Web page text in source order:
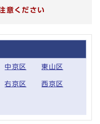
意ください
中京区 東山区
右京区 西京区